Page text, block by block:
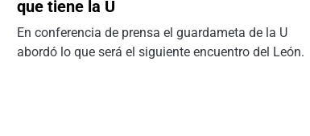
que tiene la U
En conferencia de prensa el guardameta de la U
abordó lo que será el siguiente encuentro del León.